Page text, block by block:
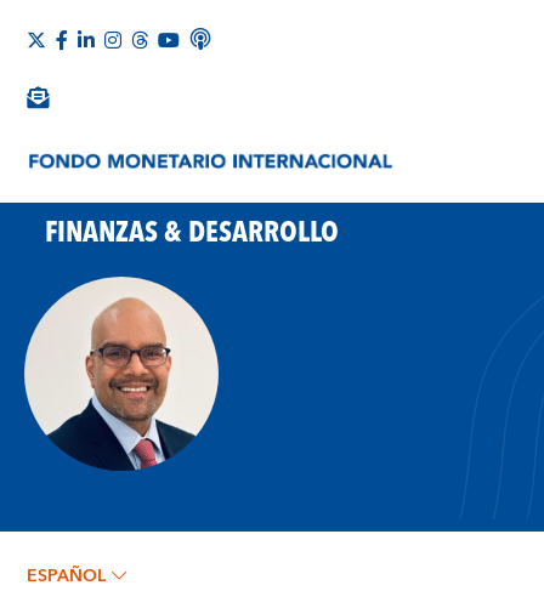
FINANZAS & DESARROLLO
RAVI BALAKRISHNAN
ESPAÑOL